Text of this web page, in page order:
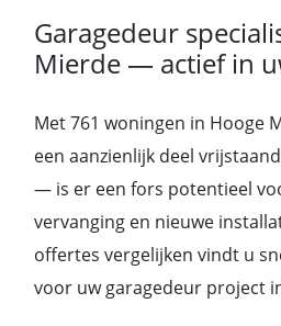
Garagedeur
Mierde — actief in
Met 761 woningen in Hooge
een aanzienlijk deel
— is er een fors potentieel
vervanging en nieuwe
offertes vergelijken vindt u
voor uw garagedeur project